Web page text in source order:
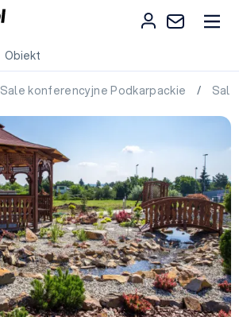
Obiekt
Sale konferencyjne Podkarpackie /